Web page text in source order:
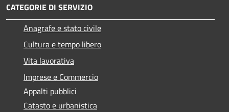
CATEGORIE DI SERVIZIO
Anagrafe e stato civile
Cultura e tempo libero
Vita lavorativa
Imprese e Commercio
Appalti pubblici
Catasto e urbanistica